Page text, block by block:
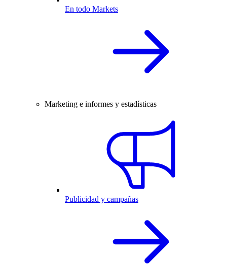
En todo Markets
Marketing e informes y estadísticas
Publicidad y campañas